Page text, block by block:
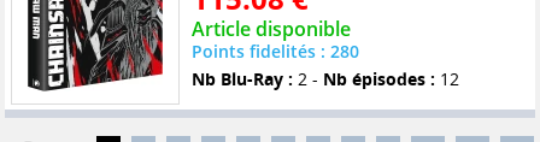
Article disponible
Points fidelités : 280
Nb Blu-Ray : 2 - Nb épisodes : 12